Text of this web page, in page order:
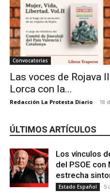
Convocatorias
Las voces de Rojava
Lorca con la...
Redacción La Protesta Diario - 18
ÚLTIMOS ARTÍCULOS
Los vínculos
del PSOE con
estrecha
Estado Español 5